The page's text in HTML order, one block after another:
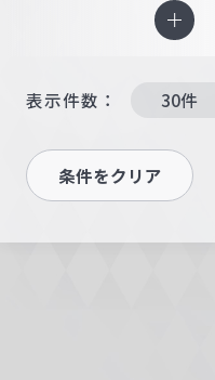
表示件数：
条件をクリア